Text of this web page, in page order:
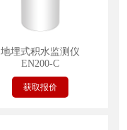
地埋式积水监测仪
EN200-C
获取报价